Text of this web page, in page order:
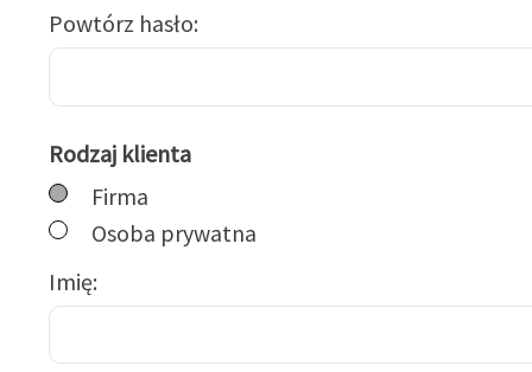
Powtórz hasło
Rodzaj klienta
Firma
Osoba prywatna
Imię